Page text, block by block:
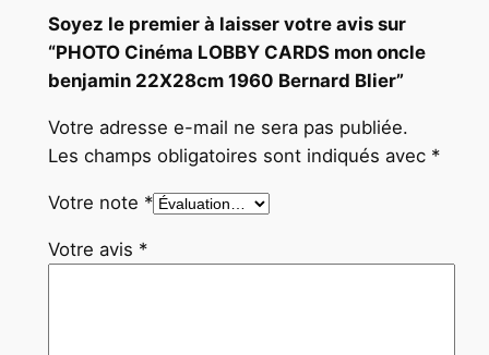
l
i
e
Soyez le premier à laisser votre avis sur
“PHOTO Cinéma LOBBY CARDS mon oncle
benjamin 22X28cm 1960 Bernard Blier”
Votre adresse e-mail ne sera pas publiée.
Les champs obligatoires sont indiqués avec *
Votre note *
Votre avis *